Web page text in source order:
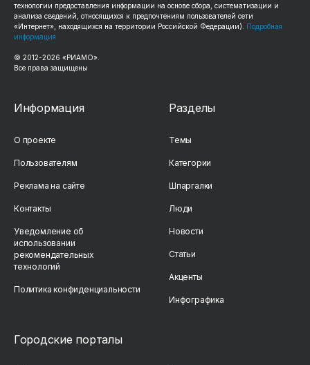
технологии предоставления информации на основе сбора, систематизации и
анализа сведений, относящихся к предпочтениям пользователей сети
«Интернет», находящихся на территории Российской Федерации). Подробная
информация
© 2012-2026 «РИАМО».
Все права защищены
Информация
О проекте
Пользователям
Реклама на сайте
Контакты
Уведомление об
использовании
рекомендательных
технологий
Политика конфиденциальности
Разделы
Темы
Категории
Шпаргалки
Люди
Новости
Статьи
Акценты
Инфографика
Городские порталы